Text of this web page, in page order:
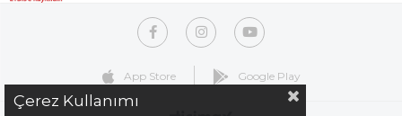
App Store Google Play
Çerez Kullanımı